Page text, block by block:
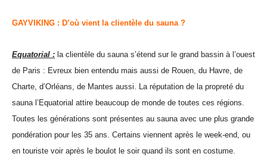
GAYVIKING : D’où vient la clientèle du sauna ?
Equatorial : la clientèle du sauna s’étend sur le grand bassin à l’ouest
de Paris : Evreux bien entendu mais aussi de Rouen, du Havre, de
Charte, d’Orléans, de Mantes aussi. La réputation de la propreté du
sauna l’Equatorial attire beaucoup de monde de toutes ces régions.
Toutes les générations sont présentes au sauna avec une plus grande
pondération pour les 35 ans. Certains viennent après le week-end, ou
en touriste voir après le boulot le soir quand ils sont en costume.